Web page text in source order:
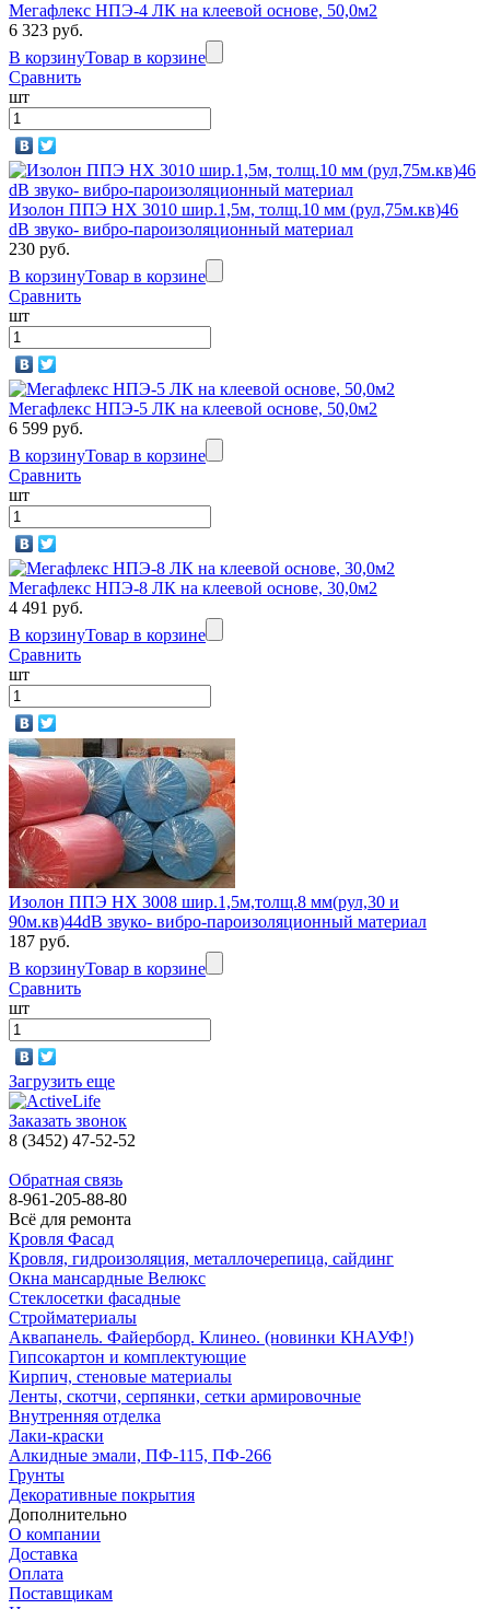
Мегафлекс НПЭ-4 ЛК на клеевой основе, 50,0м2
6 323 руб.
В корзинуТовар в корзине
Сравнить
шт
Изолон ППЭ НХ 3010 шир.1,5м, толщ.10 мм (рул,75м.кв)46
dB звуко- вибро-пароизоляционный материал
230 руб.
В корзинуТовар в корзине
Сравнить
шт
Мегафлекс НПЭ-5 ЛК на клеевой основе, 50,0м2
6 599 руб.
В корзинуТовар в корзине
Сравнить
шт
Мегафлекс НПЭ-8 ЛК на клеевой основе, 30,0м2
4 491 руб.
В корзинуТовар в корзине
Сравнить
шт
Изолон ППЭ НХ 3008 шир.1,5м,толщ.8 мм(рул,30 и
90м.кв)44dB звуко- вибро-пароизоляционный материал
187 руб.
В корзинуТовар в корзине
Сравнить
шт
Загрузить еще
Заказать звонок
8 (3452) 47-52-52
Обратная связь
8-961-205-88-80
Всё для ремонта
Кровля Фасад
Кровля, гидроизоляция, металлочерепица, сайдинг
Окна мансардные Велюкс
Стеклосетки фасадные
Стройматериалы
Аквапанель. Файерборд. Клинео. (новинки КНАУФ!)
Гипсокартон и комплектующие
Кирпич, стеновые материалы
Ленты, скотчи, серпянки, сетки армировочные
Внутренняя отделка
Лаки-краски
Алкидные эмали, ПФ-115, ПФ-266
Грунты
Декоративные покрытия
Дополнительно
О компании
Доставка
Оплата
Поставщикам